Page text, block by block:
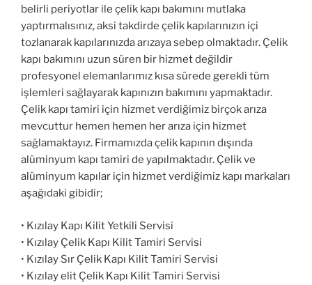
belirli periyotlar ile çelik kapı bakımını mutlaka
yaptırmalısınız, aksi takdirde çelik kapılarınızın içi
tozlanarak kapılarınızda arızaya sebep olmaktadır. Çelik
kapı bakımını uzun süren bir hizmet değildir
profesyonel elemanlarımız kısa sürede gerekli tüm
işlemleri sağlayarak kapınızın bakımını yapmaktadır.
Çelik kapı tamiri için hizmet verdiğimiz birçok arıza
mevcuttur hemen hemen her arıza için hizmet
sağlamaktayız. Firmamızda çelik kapının dışında
alüminyum kapı tamiri de yapılmaktadır. Çelik ve
alüminyum kapılar için hizmet verdiğimiz kapı markaları
aşağıdaki gibidir;
• Kızılay Kapı Kilit Yetkili Servisi
• Kızılay Çelik Kapı Kilit Tamiri Servisi
• Kızılay Sır Çelik Kapı Kilit Tamiri Servisi
• Kızılay elit Çelik Kapı Kilit Tamiri Servisi